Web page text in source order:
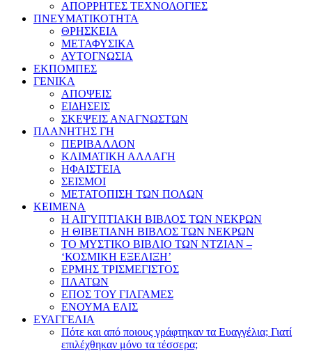
ΑΠΟΡΡΗΤΕΣ ΤΕΧΝΟΛΟΓΙΕΣ
ΠΝΕΥΜΑΤΙΚΟΤΗΤΑ
ΘΡΗΣΚΕΙΑ
ΜΕΤΑΦΥΣΙΚΑ
ΑΥΤΟΓΝΩΣΙΑ
ΕΚΠΟΜΠΕΣ
ΓΕΝΙΚΑ
ΑΠΟΨΕΙΣ
ΕΙΔΗΣΕΙΣ
ΣΚΕΨΕΙΣ ΑΝΑΓΝΩΣΤΩΝ
ΠΛΑΝΗΤΗΣ ΓΗ
ΠΕΡΙΒΑΛΛΟΝ
ΚΛΙΜΑΤΙΚΗ ΑΛΛΑΓΗ
ΗΦΑΙΣΤΕΙΑ
ΣΕΙΣΜΟΙ
ΜΕΤΑΤΟΠΙΣΗ ΤΩΝ ΠΟΛΩΝ
ΚΕΙΜΕΝΑ
Η ΑΙΓΥΠΤΙΑΚΗ ΒΙΒΛΟΣ ΤΩΝ ΝΕΚΡΩΝ
Η ΘΙΒΕΤΙΑΝΗ ΒΙΒΛΟΣ ΤΩΝ ΝΕΚΡΩΝ
ΤΟ ΜΥΣΤΙΚΟ ΒΙΒΛΙΟ ΤΩΝ ΝΤΖΙΑΝ –
‘ΚΟΣΜΙΚΗ ΕΞΕΛΙΞΗ’
ΕΡΜΗΣ ΤΡΙΣΜΕΓΙΣΤΟΣ
ΠΛΑΤΩΝ
ΕΠΟΣ ΤΟΥ ΓΙΛΓΑΜΕΣ
ΕΝΟΥΜΑ ΕΛΙΣ
ΕΥΑΓΓΕΛΙΑ
Πότε και από ποιους γράφτηκαν τα Ευαγγέλια; Γιατί
επιλέχθηκαν μόνο τα τέσσερα;